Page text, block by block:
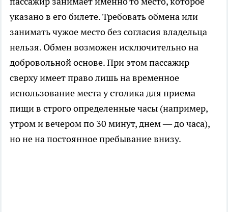
указано в его билете. Требовать обмена или
занимать чужое место без согласия владельца
нельзя. Обмен возможен исключительно на
добровольной основе. При этом пассажир
сверху имеет право лишь на временное
использование места у столика для приема
пищи в строго определенные часы (например,
утром и вечером по 30 минут, днем — до часа),
но не на постоянное пребывание внизу.